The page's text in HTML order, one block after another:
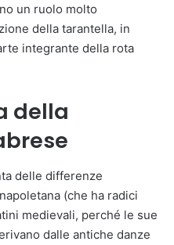
un ruolo molto
della tarantella, in
integrante della rota
della
delle differenze
(che ha radici
medievali, perché le sue
dalle antiche danze